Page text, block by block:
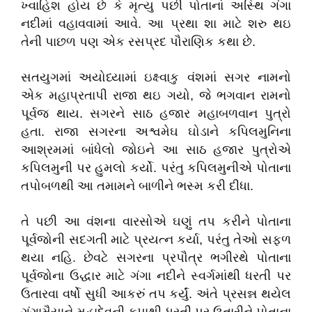
ખ્વાહિશ હોય છે કે મૃત્યુ પછી પોતાનાં અસ્થિ ગંગા
નદીમાં વહાવવામાં આવે. આ પ્રથા શા માટે શરુ થઇ
તેની પાછળ પણ એક રસપ્રદ પૌરાણિક કથા છે.
સતયુગમાં અયોધ્યામાં ઇક્ષ્વાકુ વંશમાં સગર નામનો
એક મહાપ્રતાપી રાજા થઇ ગયો, જે ભગવાન રામનો
પૂર્વજ થાય. સગરને સાઠ હજાર મહાબળવાન પુત્રો
હતા. રાજા સગરના અશ્વમેઘ ઘોડાને કપિલમુનિના
આશ્રમમાં બાંધેલો જોઇને આ સાઠ હજાર પુત્રોએ
કપિલમુની પર હુમલો કર્યો. પરંતુ કપિલમુનીએ પોતાના
તપોબળથી આ તમામને બાળીને ભસ્મ કરી દીધા.
તે પછી આ વંશના વારસોએ ઘણું તપ કરીને પોતાના
પૂર્વજોની સદગતી માટે પ્રયત્ન કર્યા, પરંતુ તેઓ સફળ
થયા નહિ. છેવટે સગરના પ્રપૌત્ર ભગીરથે પોતાના
પૂર્વજોના ઉદ્ધાર માટે ગંગા નદીને સ્વર્ગમાંથી ધરતી પર
ઉતારવા વર્ષો સુધી આકરું તપ કર્યું. અંતે પ્રસન્ન થયેલ